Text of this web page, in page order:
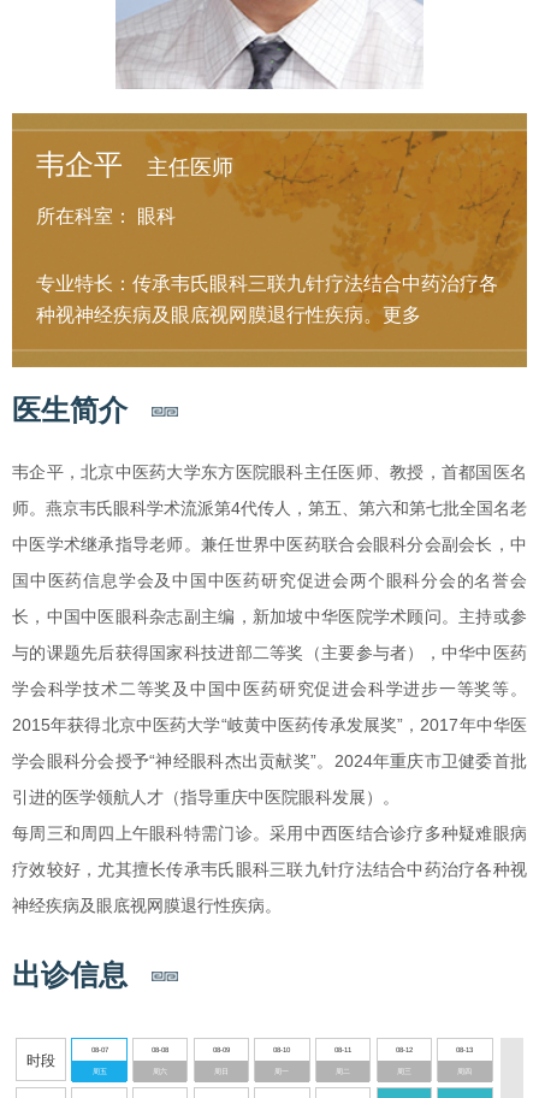
韦企平 主任医师
所在科室： 眼科
专业特长：传承韦氏眼科三联九针疗法结合中药治疗各
种视神经疾病及眼底视网膜退行性疾病。 更多
医生简介
韦企平，北京中医药大学东方医院眼科主任医师、教授，首都国医名
师。燕京韦氏眼科学术流派第4代传人，第五、第六和第七批全国名老
中医学术继承指导老师。兼任世界中医药联合会眼科分会副会长，中
国中医药信息学会及中国中医药研究促进会两个眼科分会的名誉会
长，中国中医眼科杂志副主编，新加坡中华医院学术顾问。主持或参
与的课题先后获得国家科技进部二等奖（主要参与者），中华中医药
学会科学技术二等奖及中国中医药研究促进会科学进步一等奖等。
2015年获得北京中医药大学“岐黄中医药传承发展奖”，2017年中华医
学会眼科分会授予“神经眼科杰出贡献奖”。2024年重庆市卫健委首批
引进的医学领航人才（指导重庆中医院眼科发展）。
每周三和周四上午眼科特需门诊。采用中西医结合诊疗多种疑难眼病
疗效较好，尤其擅长传承韦氏眼科三联九针疗法结合中药治疗各种视
神经疾病及眼底视网膜退行性疾病。
出诊信息
时段
08-07
周五
08-08
周六
08-09
周日
08-10
周一
08-11
周二
08-12
周三
08-13
周四